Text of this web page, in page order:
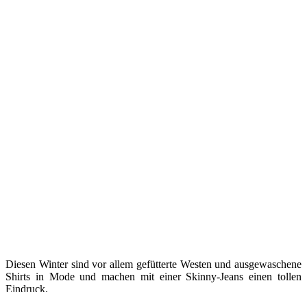
Diesen Winter sind vor allem gefütterte Westen und ausgewaschene
Shirts in Mode und machen mit einer Skinny-Jeans einen tollen
Eindruck.